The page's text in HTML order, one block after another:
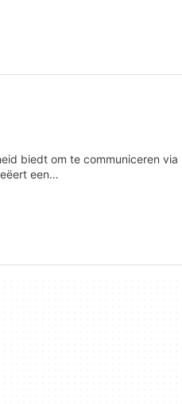
biedt om te communiceren via
een…